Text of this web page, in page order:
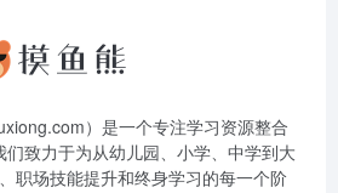
）是一个专注学习资源整合
致力于为从幼儿园、小学、中学到大
职场技能提升和终身学习的每一个阶